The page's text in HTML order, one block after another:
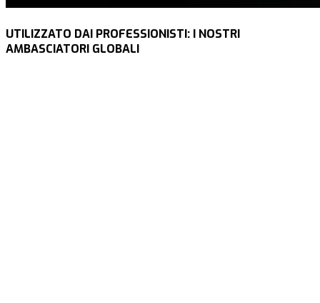
UTILIZZATO DAI PROFESSIONISTI: I NOSTRI
AMBASCIATORI GLOBALI